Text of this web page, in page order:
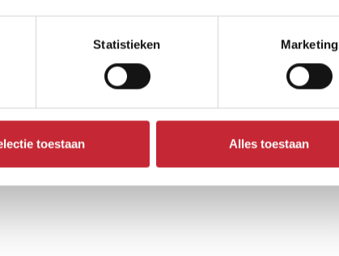
Statistieken Marketing
toestaan Alles toestaan